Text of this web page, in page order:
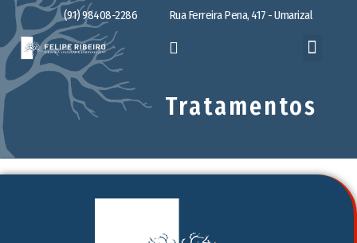
(91) 98408-2286 Rua Ferreira Pena, 417 - Umarizal
Tratamentos